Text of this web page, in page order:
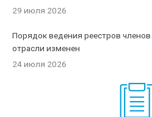
29 июля 2026
Порядок ведения реестров
отрасли изменен
24 июля 2026